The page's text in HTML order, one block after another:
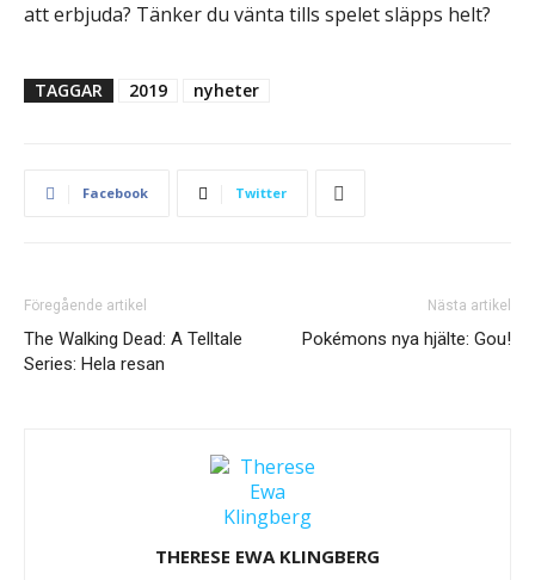
att erbjuda? Tänker du vänta tills spelet släpps helt?
TAGGAR 2019 nyheter
Facebook Twitter
Föregående artikel
The Walking Dead: A Telltale
Series: Hela resan
Nästa artikel
Pokémons nya hjälte: Gou!
THERESE EWA KLINGBERG